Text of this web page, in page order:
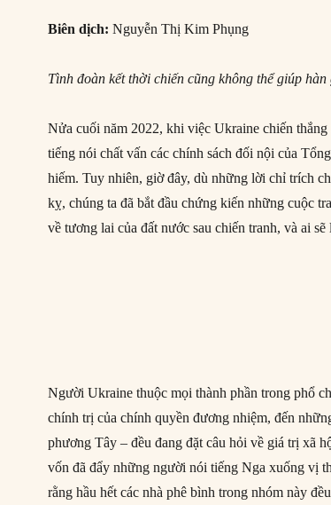
Biên dịch: Nguyễn Thị Kim Phụng
Tình đoàn kết thời chiến cũng không thể giúp
Nửa cuối năm 2022, khi việc Ukraine chiến
tiếng nói chất vấn các chính sách đối nội của
hiếm. Tuy nhiên, giờ đây, dù những lời chỉ trích
kỵ, chúng ta đã bắt đầu chứng kiến những cuộc
về tương lai của đất nước sau chiến tranh, và ai
Người Ukraine thuộc mọi thành phần trong phổ
chính trị của chính quyền đương nhiệm, đến
phương Tây – đều đang đặt câu hỏi về giá trị xã
vốn đã đẩy những người nói tiếng Nga xuống vị
rằng hầu hết các nhà phê bình trong nhóm này